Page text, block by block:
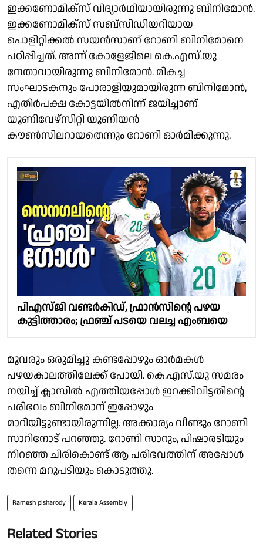
ഇക്കണോമിക്സ് വിദ്യാര്‍ഥിയായിരുന്നു ബിനിമോന്‍.
ഇക്കണോമിക്സ് സബ്‌സിഡിയറിയായ
പൊളിറ്റിക്കല്‍ സയന്‍സാണ് റോണി ബിനിമോനെ
പഠിപ്പിച്ചത്. അന്ന് കോളേജിലെ കെ.എസ്.യു
നേതാവായിരുന്നു ബിനിമോന്‍. മികച്ച
സംഘാടകനും പോരാളിയുമായിരുന്ന ബിനിമോന്‍,
എതിര്‍പക്ഷ കോട്ടയില്‍നിന്ന് ജയിച്ചാണ്
യൂണിവേഴ്സിറ്റി യൂണിയന്‍
കൗൺസിലറായതെന്നും റോണി ഓര്‍മിക്കുന്നു.
പിഎസ്‍ജി വണ്ടര്‍കിഡ്, ഫ്രാന്‍സിന്റെ പഴയ
കുട്ടിത്താരം; ഫ്രഞ്ച് പടയെ വലച്ച എംബയെ
മൂവരും ഒരുമിച്ചു കണ്ടപ്പോഴും ഓര്‍മകള്‍
പഴയകാലത്തിലേക്ക് പോയി. കെ.എസ്.യു സമരം
നയിച്ച് ക്ലാസിൽ എത്തിയപ്പോള്‍ ഇറക്കിവിട്ടതിന്റെ
പരിഭവം ബിനിമോന് ഇപ്പോഴും
മാറിയിട്ടുണ്ടായിരുന്നില്ല. അക്കാര്യം വീണ്ടും റോണി
സാറിനോട് പറഞ്ഞു. റോണി സാറും, പിഷാരടിയും
നിറഞ്ഞ ചിരികൊണ്ട് ആ പരിഭവത്തിന് അപ്പോള്‍
തന്നെ മറുപടിയും കൊടുത്തു.
Ramesh pisharody Kerala Assembly
Related Stories